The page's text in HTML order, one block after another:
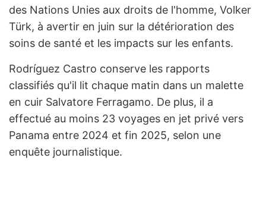
des Nations Unies aux droits de l'homme, Volker
Türk, à avertir en juin sur la détérioration des
soins de santé et les impacts sur les enfants.
Rodríguez Castro conserve les rapports
classifiés qu'il lit chaque matin dans un malette
en cuir Salvatore Ferragamo. De plus, il a
effectué au moins 23 voyages en jet privé vers
Panama entre 2024 et fin 2025, selon une
enquête journalistique.